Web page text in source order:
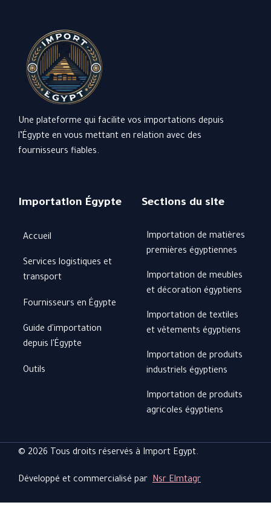
Une plateforme qui facilite vos importations depuis
l’Égypte en vous mettant en relation avec des
fournisseurs fiables.
Importation Égypte
Accueil
Services logistiques et
transport
Fournisseurs en Égypte
Guide d'importation
depuis l'Égypte
Outils
Sections du site
Importation de matières
premières égyptiennes
Importation de meubles
et décoration égyptiens
Importation de textiles
et vêtements égyptiens
Importation de produits
industriels égyptiens
Importation de produits
agricoles égyptiens
© 2026 Tous droits réservés à Import Egypt.
Développé et commercialisé par Nsr Elmtagr